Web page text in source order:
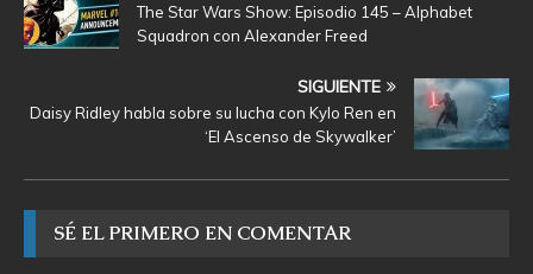
The Star Wars Show: Episodio 145 – Alphabet
Squadron con Alexander Freed
SIGUIENTE
Daisy Ridley habla sobre su lucha con Kylo Ren en
‘El Ascenso de Skywalker’
SÉ EL PRIMERO EN COMENTAR